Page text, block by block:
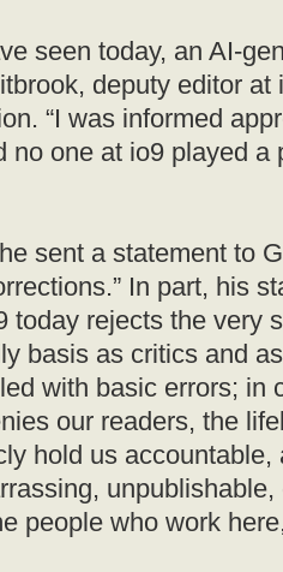
seen today, an AI-
deputy editor
“I was informed
no one at io9 played a
sent a statement to
In part, his
today rejects the very
basis as critics and
with basic errors; in
our readers, the
hold us
people who work